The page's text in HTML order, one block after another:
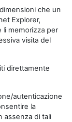
che un
Explorer,
li memorizza per
visita del
direttamente
autenticazione
la
assenza di tali